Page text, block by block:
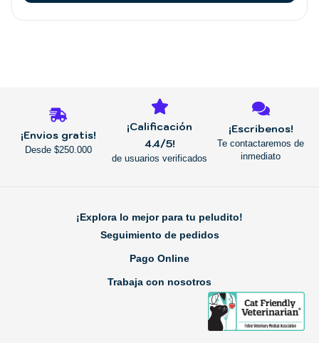
en
la
¡Envios gratis!
Desde $250.000
¡Calificación
4.4/5!
de usuarios verificados
¡Escribenos!
Te contactaremos de
inmediato
¡Explora lo mejor para tu peludito!
Seguimiento de pedidos
Pago Online
Trabaja con nosotros